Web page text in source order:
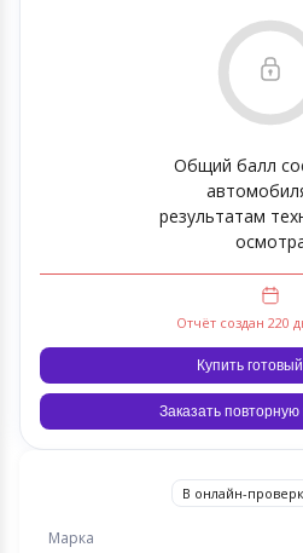
Общий балл
результатам
Отчёт создан 220
Купить
Заказать повторную
В онлайн-
Марка